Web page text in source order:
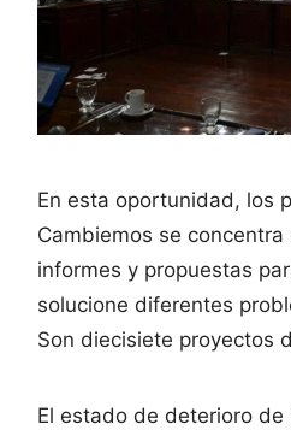
En esta oportunidad, los
Cambiemos se
informes y propuestas
solucione diferentes
Son diecisiete proyectos
El estado de deterioro de